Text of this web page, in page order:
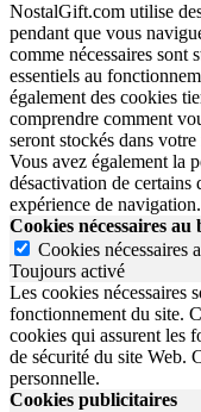
NostalGift.com utilise
pendant que vous
comme nécessaires sont
essentiels au
également des cookies
comprendre comment
seront stockés dans
Vous avez également la
désactivation de certains
expérience de navigation.
Cookies nécessaires
Cookies nécessaires
Toujours activé
Les cookies nécessaires
fonctionnement du site.
cookies qui assurent les
de sécurité du site Web.
personnelle.
Cookies publicitaires